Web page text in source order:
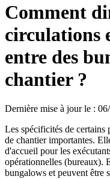
Comment
circulations
entre des
chantier ?
Dernière mise à jour le :
Les spécificités de certains
de chantier importantes.
d'accueil pour les
opérationnelles (bureaux).
bungalows et peuvent être